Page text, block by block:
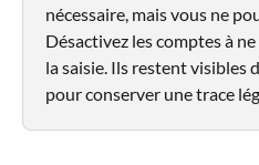
nécessaire, mais vous ne
Désactivez les comptes à
la saisie. Ils restent visibles
pour conserver une trace